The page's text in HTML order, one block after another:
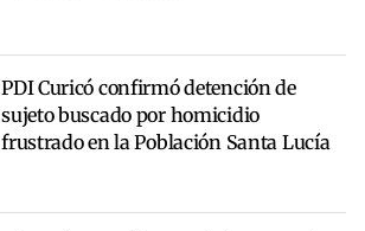
PDI Curicó confirmó detención de
sujeto buscado por homicidio
frustrado en la Población Santa Lucía